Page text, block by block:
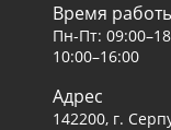
Время
Пн-Пт:
10:00–16:00
Адрес
142200, г.